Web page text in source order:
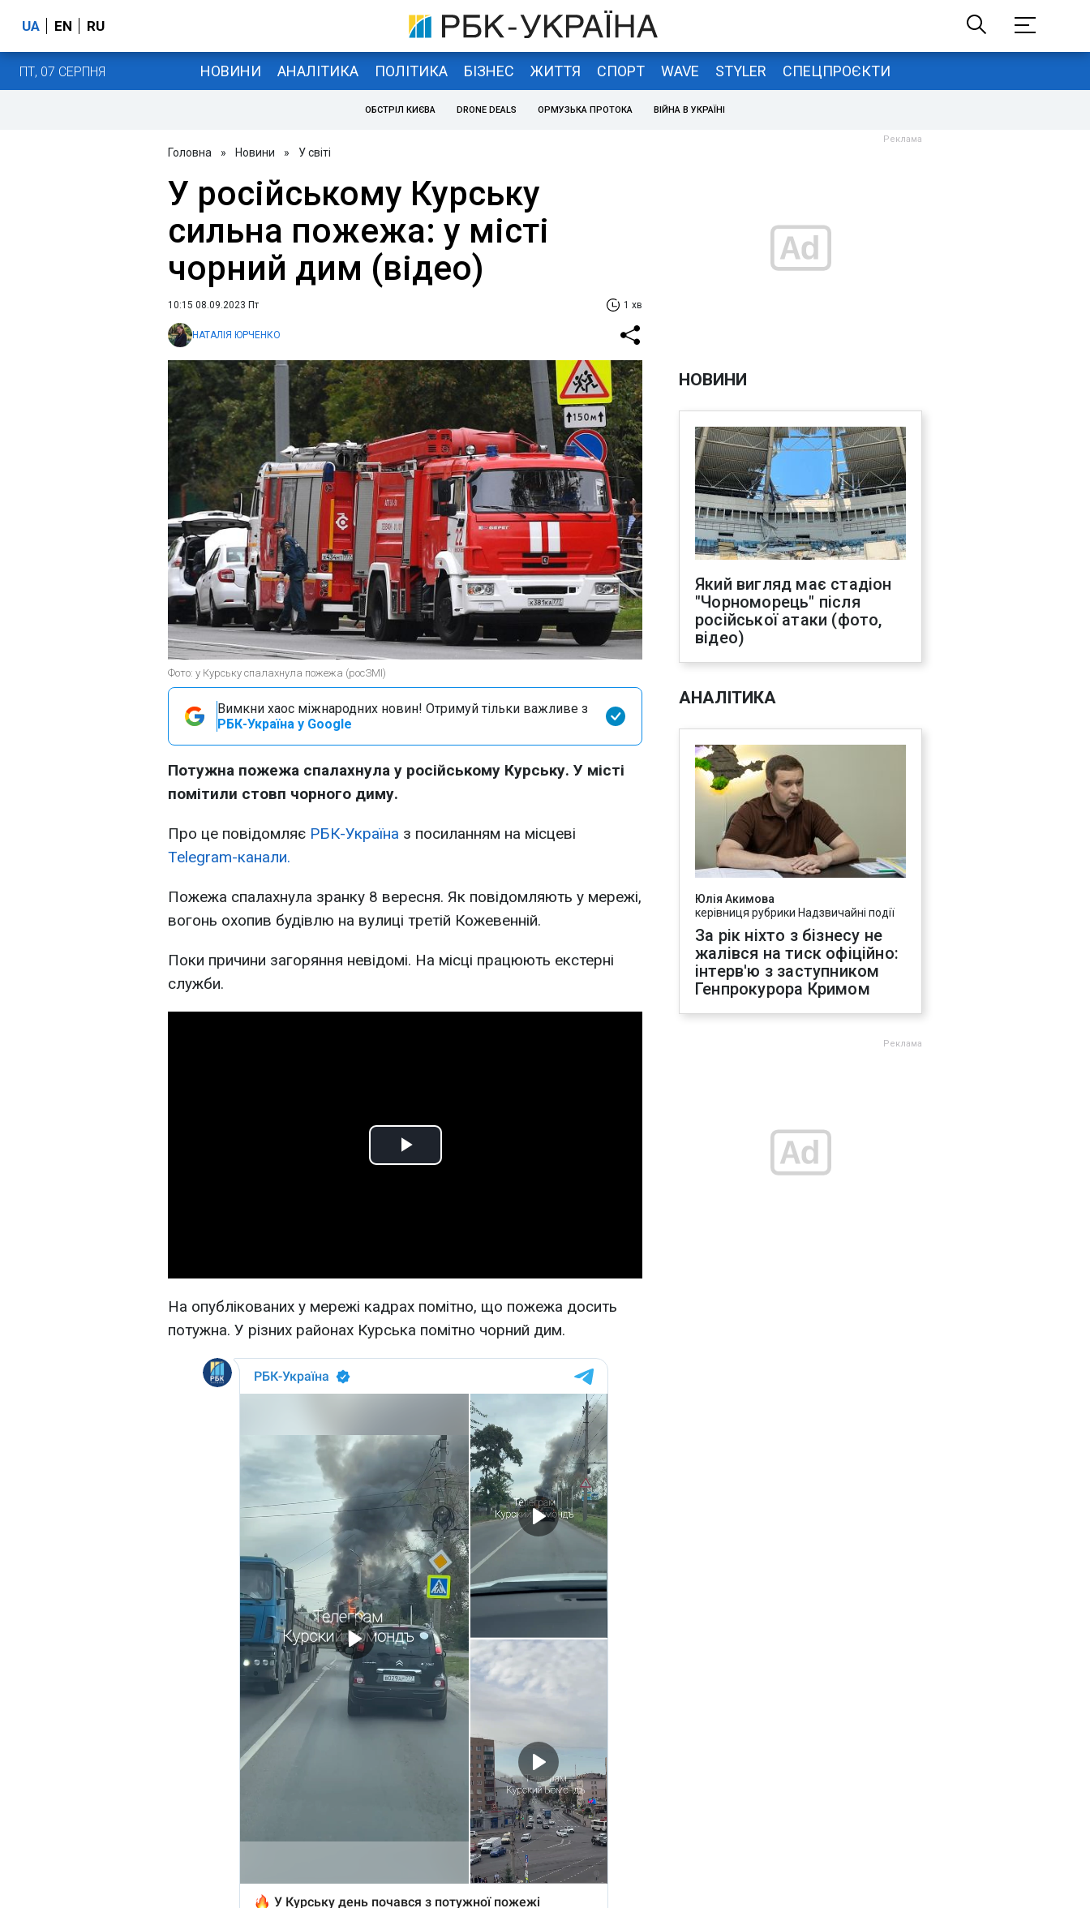
UA EN RU
ПТ, 07 СЕРПНЯ НОВИНИ АНАЛІТИКА ПОЛІТИКА БІЗНЕС ЖИТТЯ СПОРТ WAVE STYLER СПЕЦПРОЄКТИ
ОБСТРІЛ КИЄВА DRONE DEALS ОРМУЗЬКА ПРОТОКА ВІЙНА В УКРАЇНІ
Головна » Новини » У світі
У російському Курську
сильна пожежа: у місті
чорний дим (відео)
10:15 08.09.2023 Пт 1 хв
НАТАЛІЯ ЮРЧЕНКО
Фото: у Курську спалахнула пожежа (росЗМІ)
Вимкни хаос міжнародних новин! Отримуй тільки важливе з
РБК-Україна у Google
Потужна пожежа спалахнула у російському Курську. У місті
помітили стовп чорного диму.
Про це повідомляє РБК-Україна з посиланням на місцеві
Telegram-канали.
Пожежа спалахнула зранку 8 вересня. Як повідомляють у мережі,
вогонь охопив будівлю на вулиці третій Кожевенній.
Поки причини загоряння невідомі. На місці працюють екстерні
служби.
Play
На опублікованих у мережі кадрах помітно, що пожежа досить
потужна. У різних районах Курська помітно чорний дим.
НОВИНИ
Який вигляд має стадіон
"Чорноморець" після
російської атаки (фото,
відео)
АНАЛІТИКА
Юлія Акимова
керівниця рубрики Надзвичайні події
За рік ніхто з бізнесу не
жалівся на тиск офіційно:
інтерв'ю з заступником
Генпрокурора Кримом